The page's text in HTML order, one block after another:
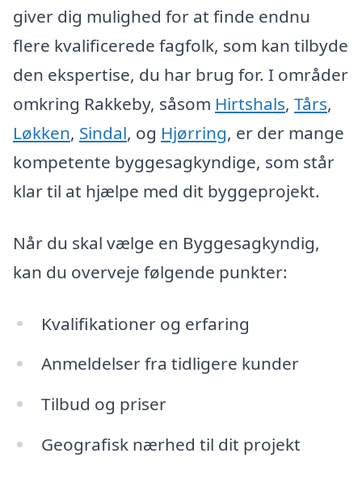
giver dig mulighed for at finde endnu
flere kvalificerede fagfolk, som kan tilbyde
den ekspertise, du har brug for. I områder
omkring Rakkeby, såsom Hirtshals, Tårs,
Løkken, Sindal, og Hjørring, er der mange
kompetente byggesagkyndige, som står
klar til at hjælpe med dit byggeprojekt.
Når du skal vælge en Byggesagkyndig,
kan du overveje følgende punkter:
Kvalifikationer og erfaring
Anmeldelser fra tidligere kunder
Tilbud og priser
Geografisk nærhed til dit projekt